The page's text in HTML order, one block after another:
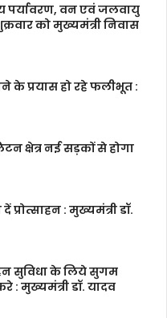
पर्यावरण, वन एवं जलवायु
को मुख्यमंत्री निवास
के प्रयास हो रहे फलीभूत :
क्षेत्र नई सड़कों से होगा
: मुख्यमंत्री डॉ.
सुविधा के लिये सुगम
: मुख्यमंत्री डॉ. यादव